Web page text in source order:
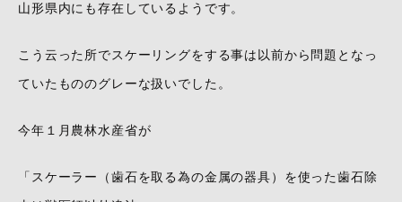
山形県内にも存在しているようです。
こう云った所でスケーリングをする事は以前から問題となっ
ていたもののグレーな扱いでした。
今年１月農林水産省が
「スケーラー（歯石を取る為の金属の器具）を使った歯石除